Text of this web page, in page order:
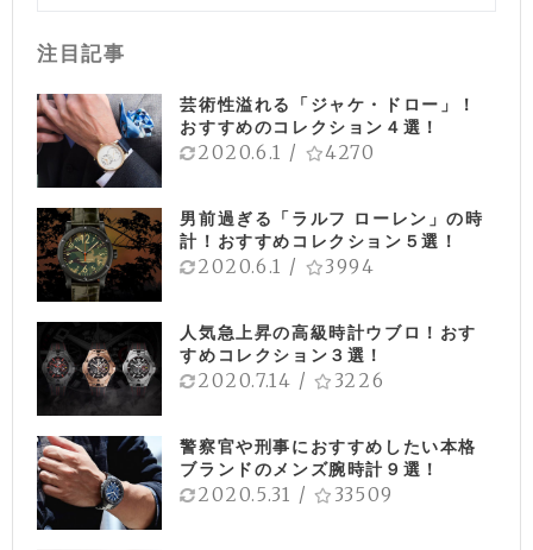
注目記事
芸術性溢れる「ジャケ・ドロー」！
おすすめのコレクション４選！
2020.6.1 / 4270
男前過ぎる「ラルフ ローレン」の時
計！おすすめコレクション５選！
2020.6.1 / 3994
人気急上昇の高級時計ウブロ！おす
すめコレクション３選！
2020.7.14 / 3226
警察官や刑事におすすめしたい本格
ブランドのメンズ腕時計９選！
2020.5.31 / 33509